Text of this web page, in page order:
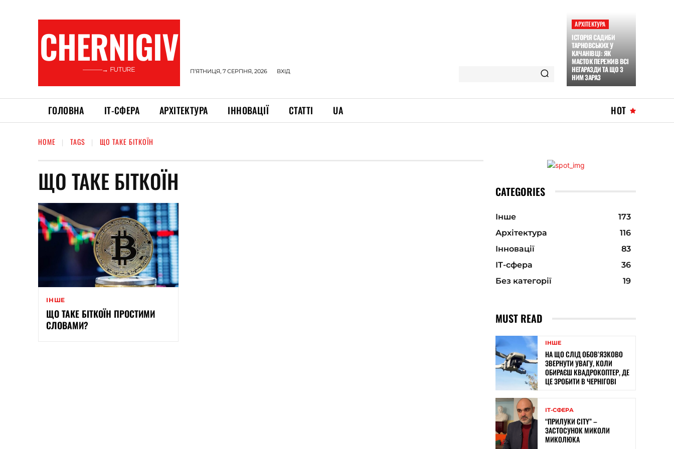
CHERNIGIV
———→ FUTURE П’ЯТНИЦЯ, 7 СЕРПНЯ, 2026 ВХІД
АРХІТЕКТУРА
ІСТОРІЯ САДИБИ
ТАРНОВСЬКИХ У
КАЧАНІВЦІ: ЯК
МАЄТОК ПЕРЕЖИВ ВСІ
НЕГАРАЗДИ ТА ЩО З
НИМ ЗАРАЗ
ГОЛОВНА ІТ-СФЕРА АРХІТЕКТУРА ІННОВАЦІЇ СТАТТІ UA HOT
HOME TAGS ЩО ТАКЕ БІТКОЇН
ЩО ТАКЕ БІТКОЇН
ІНШЕ
ЩО ТАКЕ БІТКОЇН ПРОСТИМИ
СЛОВАМИ?
CATEGORIES
Інше
173
Архітектура
116
Інновації
83
ІТ-сфера
36
Без категорії
19
MUST READ
ІНШЕ
НА ЩО СЛІД ОБОВ’ЯЗКОВО
ЗВЕРНУТИ УВАГУ, КОЛИ
ОБИРАЄШ КВАДРОКОПТЕР, ДЕ
ЦЕ ЗРОБИТИ В ЧЕРНІГОВІ
ІТ-СФЕРА
“ПРИЛУКИ CITY” –
ЗАСТОСУНОК МИКОЛИ
МИКОЛЮКА